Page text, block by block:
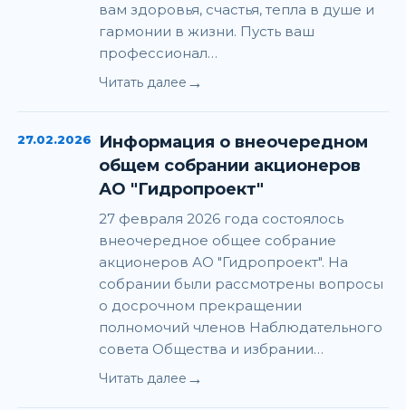
вам здоровья, счастья, тепла в душе и
гармонии в жизни. Пусть ваш
профессионал…
Читать далее →
27.02.2026
Информация о внеочередном
общем собрании акционеров
АО "Гидропроект"
27 февраля 2026 года состоялось
внеочередное общее собрание
акционеров АО "Гидропроект". На
собрании были рассмотрены вопросы
о досрочном прекращении
полномочий членов Наблюдательного
совета Общества и избрании…
Читать далее →